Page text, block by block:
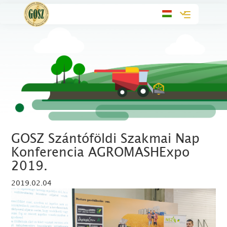
Toggle
GOSZ Szántóföldi Szakmai Nap
Konferencia AGROMASHExpo
2019.
2019.02.04